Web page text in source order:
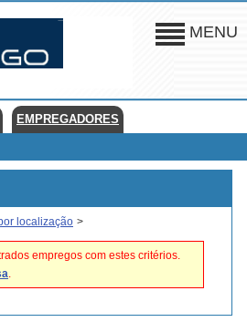
MENU
EMPREGADORES
localização >
empregos com estes critérios.
.